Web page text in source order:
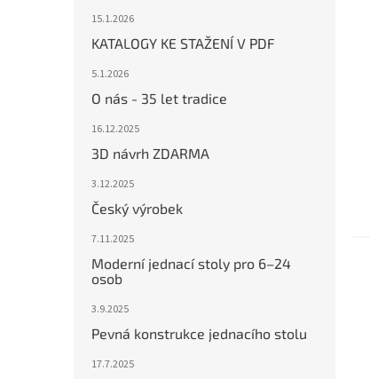
15.1.2026
KATALOGY KE STAŽENÍ V PDF
5.1.2026
O nás - 35 let tradice
16.12.2025
3D návrh ZDARMA
3.12.2025
Český výrobek
7.11.2025
Moderní jednací stoly pro 6–24
osob
3.9.2025
Pevná konstrukce jednacího stolu
17.7.2025